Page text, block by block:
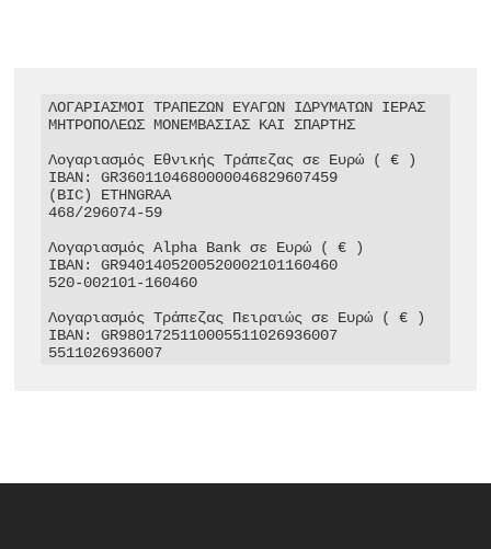
ΛΟΓΑΡΙΑΣΜΟΙ ΤΡΑΠΕΖΩΝ ΕΥΑΓΩΝ ΙΔΡΥΜΑΤΩΝ ΙΕΡΑΣ
ΜΗΤΡΟΠΟΛΕΩΣ ΜΟΝΕΜΒΑΣΙΑΣ ΚΑΙ ΣΠΑΡΤΗΣ
Λογαριασμός Εθνικής Τράπεζας σε Ευρώ ( € )
IBAN: GR3601104680000046829607459
(BIC) ETHNGRAA
468/296074-59
Λογαριασμός Alpha Bank σε Ευρώ ( € )
IBAN: GR9401405200520002101160460
520-002101-160460
Λογαριασμός Τράπεζας Πειραιώς σε Ευρώ ( € )
IBAN: GR9801725110005511026936007
5511026936007